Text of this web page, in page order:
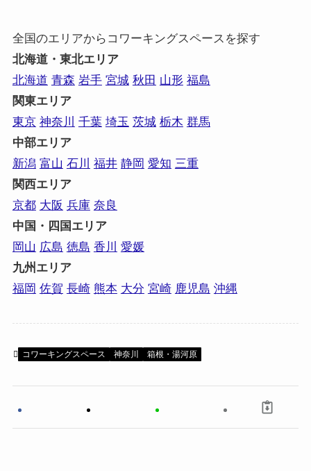
全国のエリアからコワーキングスペースを探す
北海道・東北エリア
北海道 青森 岩手 宮城 秋田 山形 福島
関東エリア
東京 神奈川 千葉 埼玉 茨城 栃木 群馬
中部エリア
新潟 富山 石川 福井 静岡 愛知 三重
関西エリア
京都 大阪 兵庫 奈良
中国・四国エリア
岡山 広島 徳島 香川
愛媛
九州エリア
福岡 佐賀 長崎 熊本 大分 宮崎 鹿児島 沖縄
コワーキングスペース 神奈川 箱根・湯河原